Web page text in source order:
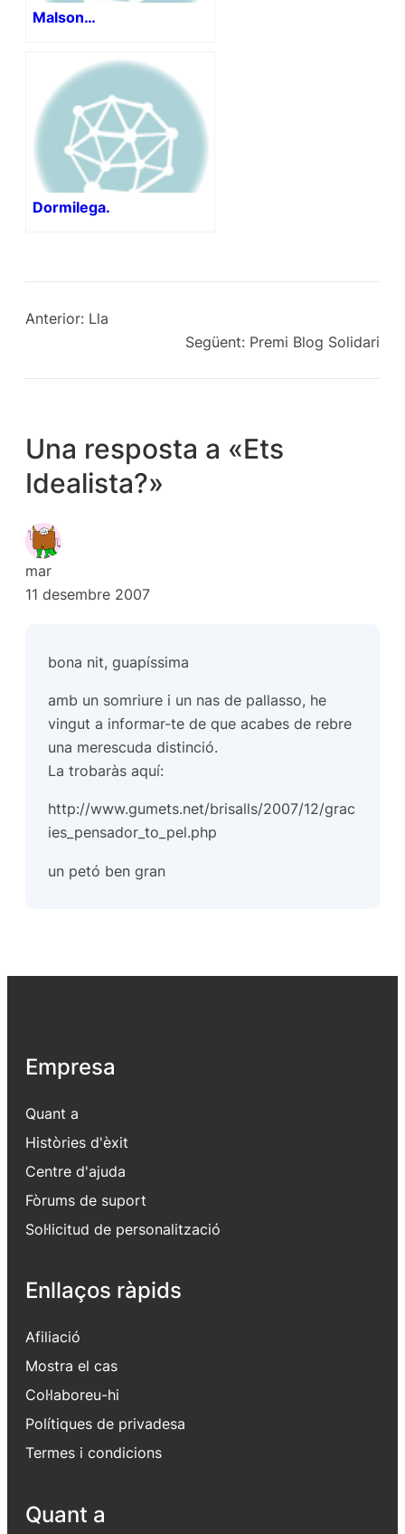
Malson…
Dormilega.
Anterior: Lla
Següent: Premi Blog Solidari
Una resposta a «Ets
Idealista?»
mar
11 desembre 2007
bona nit, guapíssima
amb un somriure i un nas de pallasso, he
vingut a informar-te de que acabes de rebre
una merescuda distinció.
La trobaràs aquí:
http://www.gumets.net/brisalls/2007/12/grac
ies_pensador_to_pel.php
un petó ben gran
Empresa
Quant a
Històries d'èxit
Centre d'ajuda
Fòrums de suport
Sol·licitud de personalització
Enllaços ràpids
Afiliació
Mostra el cas
Col·laboreu-hi
Polítiques de privadesa
Termes i condicions
Quant a